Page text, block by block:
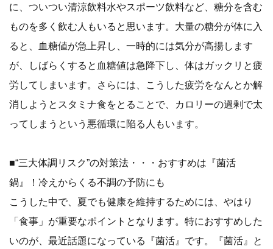
に、ついつい清涼飲料水やスポーツ飲料など、糖分を含む
ものを多く飲む人もいると思います。大量の糖分が体に入
ると、血糖値が急上昇し、一時的には気分が高揚します
が、しばらくすると血糖値は急降下し、体はガックリと疲
労してしまいます。さらには、こうした疲労をなんとか解
消しようとスタミナ食をとることで、カロリーの過剰で太
ってしまうという悪循環に陥る人もいます。
■“三大体調リスク”の対策法・・・おすすめは『菌活
鍋』！冷えからくる不調の予防にも
こうした中で、夏でも健康を維持するためには、やはり
「食事」が重要なポイントとなります。特におすすめした
いのが、最近話題になっている『菌活』です。『菌活』と